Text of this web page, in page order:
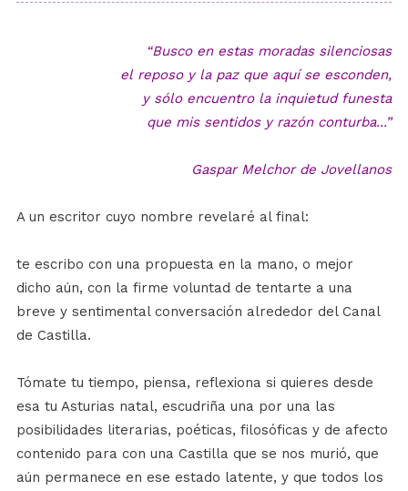
“Busco en estas moradas silenciosas
el reposo y la paz que aquí se esconden,
y sólo encuentro la inquietud funesta
que mis sentidos y razón conturba...”
Gaspar Melchor de Jovellanos
A un escritor cuyo nombre revelaré al final:
te escribo con una propuesta en la mano, o mejor
dicho aún, con la firme voluntad de tentarte a una
breve y sentimental conversación alrededor del Canal
de Castilla.
Tómate tu tiempo, piensa, reflexiona si quieres desde
esa tu Asturias natal, escudriña una por una las
posibilidades literarias, poéticas, filosóficas y de afecto
contenido para con una Castilla que se nos murió, que
aún permanece en ese estado latente, y que todos los